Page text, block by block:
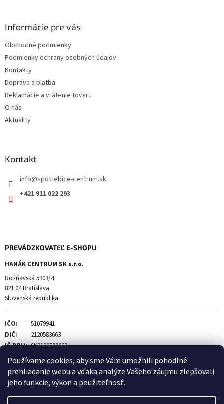
Používame cookies, aby sme Vám umožnili pohodlné
prehliadanie webu a vďaka analýze Vašeho záujmu zlepšovali
jeho funkcie, výkon a použiteľnosť.
k
Informácie pre vás
Obchodné podmienky
Podmienky ochrany osobných údajov
Kontakty
Doprava a platba
Reklamácie a vrátenie tovaru
O nás
Aktuality
Kontakt
info@spotrebice-centrum.sk
+421 911 022 293
PREVÁDZKOVATEĽ E-SHOPU
HANÁK CENTRUM SK s.r.o.
Rožňavská 5303/4
821 04 Bratislava
Slovenská republika
IČO:
51079941
DIČ:
2120583663
IČ DPH: SK2120583663